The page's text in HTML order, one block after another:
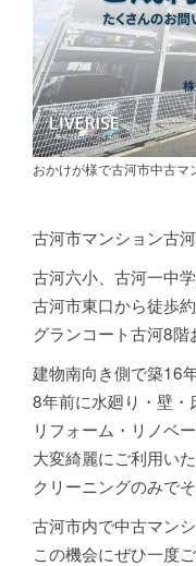
おかけが様で古河市中古マ
古河市マンション古
古河六小、古河一中
古河市東口から徒歩
グランコート古河8階
建物南向き側で築16
8年前に水廻り・壁・
リフォーム・リノベ
大変綺麗にご利用い
クリーニングのみで
古河市内で中古マン
この機会にぜひ一度